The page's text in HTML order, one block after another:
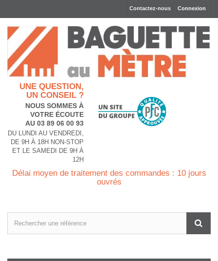
Connexion
Contactez-nous
UNE QUESTION,
UN CONSEIL ?
NOUS SOMMES À
VOTRE ÉCOUTE
AU 03 89 06 00 93
DU LUNDI AU VENDREDI,
DE 9H À 18H NON-STOP
ET LE SAMEDI DE 9H À
12H
Délai moyen de traitement des commandes : 10 jours
ouvrés